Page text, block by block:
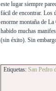
este lugar siempre
fácil de encontrar. Los
enorme montaña de
habido muchas
(sin éxito). Sin
Etiquetas: San Pedro